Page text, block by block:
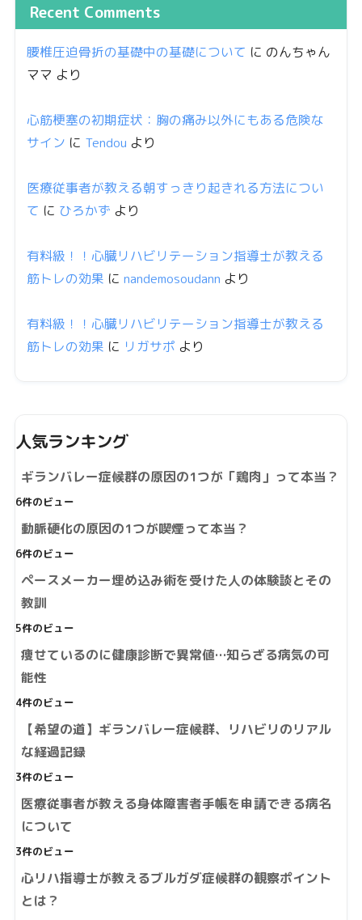
Recent Comments
腰椎圧迫骨折の基礎中の基礎について に のんちゃん
ママ より
心筋梗塞の初期症状：胸の痛み以外にもある危険な
サイン に Tendou より
医療従事者が教える朝すっきり起きれる方法につい
て に ひろかず より
有料級！！心臓リハビリテーション指導士が教える
筋トレの効果 に nandemosoudann より
有料級！！心臓リハビリテーション指導士が教える
筋トレの効果 に リガサポ より
人気ランキング
ギランバレー症候群の原因の1つが「鶏肉」って本当？
6件のビュー
動脈硬化の原因の1つが喫煙って本当？
6件のビュー
ペースメーカー埋め込み術を受けた人の体験談とその
教訓
5件のビュー
痩せているのに健康診断で異常値…知らざる病気の可
能性
4件のビュー
【希望の道】ギランバレー症候群、リハビリのリアル
な経過記録
3件のビュー
医療従事者が教える身体障害者手帳を申請できる病名
について
3件のビュー
心リハ指導士が教えるブルガダ症候群の観察ポイント
とは？